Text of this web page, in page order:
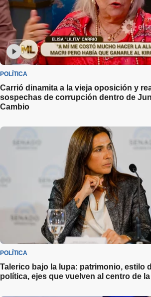
POLÍTICA
Carrió dinamita a la vieja oposición y
sospechas de corrupción dentro de
Cambio
POLÍTICA
Talerico bajo la lupa: patrimonio, estilo
política, ejes que vuelven al centro de